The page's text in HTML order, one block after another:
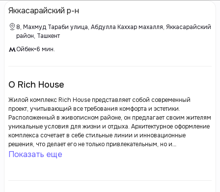
Яккасарайский р-н
8, Махмуд Тараби улица, Абдулла Каххар махалля, Яккасарайский
район, Ташкент
Ойбек•6 мин.
О Rich House
Жилой комплекс Rich House представляет собой современный
проект, учитывающий все требования комфорта и эстетики.
Расположенный в живописном районе, он предлагает своим жителям
уникальные условия для жизни и отдыха. Архитектурное оформление
комплекса сочетает в себе стильные линии и инновационные
решения, что делает его не только привлекательным, но и
функциональным.
Показать еще